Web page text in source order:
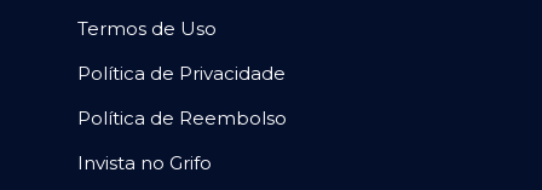
Termos de Uso
Política de Privacidade
Política de Reembolso
Invista no Grifo